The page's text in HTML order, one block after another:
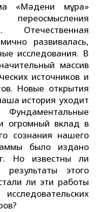
«Мәдени мұра»
Отечественная
развивалась,
исследования. В
массив
источников и
Новые открытия
история уходит
огромный вклад в
сознания нашего
было издано
Но известны ли
результаты этого
ли эти работы